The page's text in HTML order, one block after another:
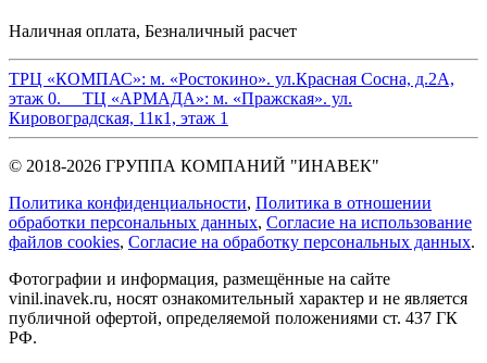
Наличная оплата, Безналичный расчет
ТРЦ «КОМПАС»: м. «Ростокино». ул.Красная Сосна, д.2А,
этаж 0. ТЦ «АРМАДА»: м. «Пражская». ул.
Кировоградская, 11к1, этаж 1
© 2018-2026 ГРУППА КОМПАНИЙ "ИНАВЕК"
Политика конфиденциальности, Политика в отношении
обработки персональных данных, Cогласие на использование
файлов cookies, Согласие на обработку персональных данных.
Фотографии и информация, размещённые на сайте
vinil.inavek.ru, носят ознакомительный характер и не является
публичной офертой, определяемой положениями ст. 437 ГК
РФ.